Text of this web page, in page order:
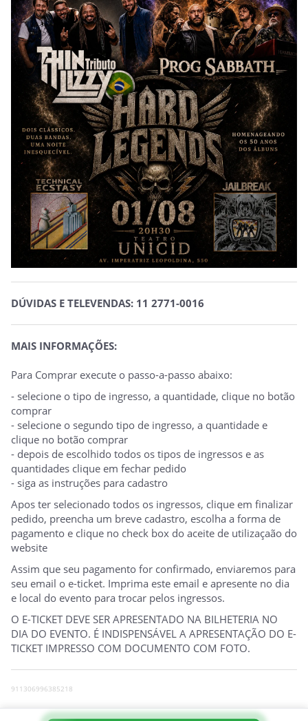
DÚVIDAS E TELEVENDAS: 11 2771-0016
MAIS INFORMAÇÕES:
Para Comprar execute o passo-a-passo abaixo:
- selecione o tipo de ingresso, a quantidade, clique no botão
comprar
- selecione o segundo tipo de ingresso, a quantidade e
clique no botão comprar
- depois de escolhido todos os tipos de ingressos e as
quantidades clique em fechar pedido
- siga as instruções para cadastro
Apos ter selecionado todos os ingressos, clique em finalizar
pedido, preencha um breve cadastro, escolha a forma de
pagamento e clique no check box do aceite de utilizaçaão do
website
Assim que seu pagamento for confirmado, enviaremos para
seu email o e-ticket. Imprima este email e apresente no dia
e local do evento para trocar pelos ingressos.
O E-TICKET DEVE SER APRESENTADO NA BILHETERIA NO
DIA DO EVENTO. É INDISPENSÁVEL A APRESENTAÇÃO DO E-
TICKET IMPRESSO COM DOCUMENTO COM FOTO.
911306996385218